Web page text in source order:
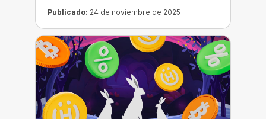
Publicado: 24 de noviembre de 2025